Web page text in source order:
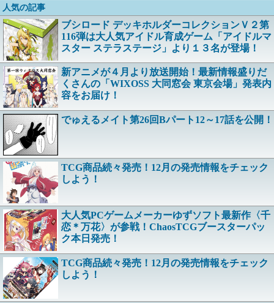
人気の記事
ブシロード デッキホルダーコレクションＶ２第
116弾は大人気アイドル育成ゲーム「アイドルマ
スター ステラステージ」より１３名が登場！
新アニメが４月より放送開始！最新情報盛りだ
くさんの「WIXOSS 大同窓会 東京会場」発表内
容をお届け！
でゅえるメイト第26回Bパート12～17話を公開！
TCG商品続々発売！12月の発売情報をチェック
しよう！
大人気PCゲームメーカーゆずソフト最新作〈千
恋＊万花〉が参戦！ChaosTCGブースターパッ
ク本日発売！
TCG商品続々発売！12月の発売情報をチェック
しよう！